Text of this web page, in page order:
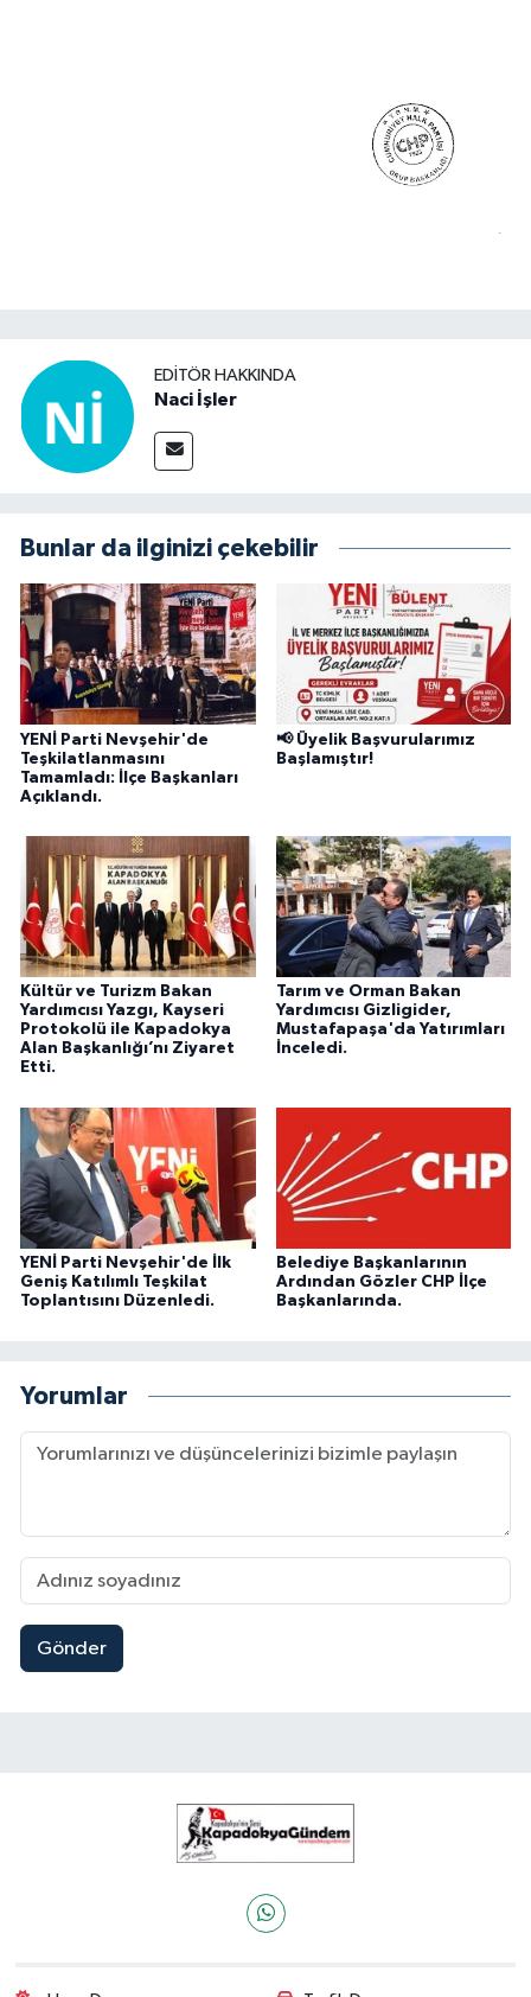
EDITÖR HAKKINDA
Naci İşler
Bunlar da ilginizi çekebilir
YENİ Parti Nevşehir'de
Teşkilatlanmasını
Tamamladı: İlçe Başkanları
Açıklandı.
📢 Üyelik Başvurularımız
Başlamıştır!
Kültür ve Turizm Bakan
Yardımcısı Yazgı, Kayseri
Protokolü ile Kapadokya
Alan Başkanlığı’nı Ziyaret
Etti.
Tarım ve Orman Bakan
Yardımcısı Gizligider,
Mustafapaşa'da Yatırımları
İnceledi.
YENİ Parti Nevşehir'de İlk
Geniş Katılımlı Teşkilat
Toplantısını Düzenledi.
Belediye Başkanlarının
Ardından Gözler CHP İlçe
Başkanlarında.
Yorumlar
Gönder